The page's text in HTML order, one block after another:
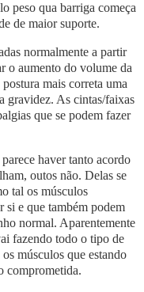
peso qua barriga começa
de maior suporte.
normalmente a partir
o aumento do volume da
mais correta uma
gravidez. As cintas/faixas
que se podem fazer
haver tanto acordo
outos não. Delas se
tal os músculos
si e que também podem
normal. Aparentemente
fazendo todo o tipo de
músculos que estando
comprometida.